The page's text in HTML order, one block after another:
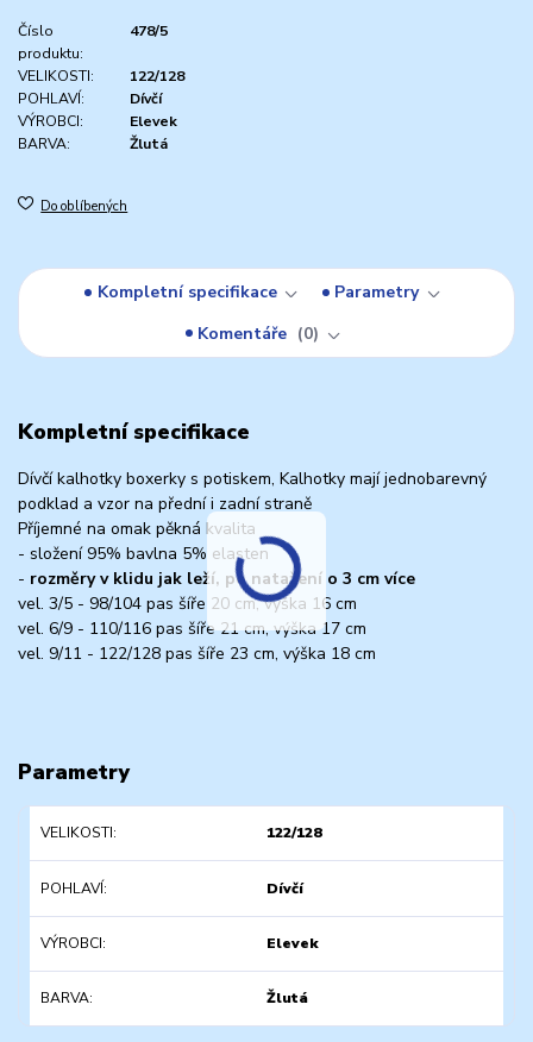
Číslo
produktu:
478/5
VELIKOSTI:
122/128
POHLAVÍ:
Dívčí
VÝROBCI:
Elevek
BARVA:
Žlutá
Do oblíbených
Kompletní specifikace
Parametry
Komentáře
0
Kompletní specifikace
Dívčí kalhotky boxerky s potiskem, Kalhotky mají jednobarevný
podklad a vzor na přední i zadní straně
Příjemné na omak pěkná kvalita
- složení 95% bavlna 5% elasten
- rozměry v klidu jak leží, po natažení o 3 cm více
vel. 3/5 - 98/104 pas šíře 20 cm, výška 16 cm
vel. 6/9 - 110/116 pas šíře 21 cm, výška 17 cm
vel. 9/11 - 122/128 pas šíře 23 cm, výška 18 cm
Parametry
VELIKOSTI 122/128
POHLAVÍ Dívčí
VÝROBCI Elevek
BARVA Žlutá